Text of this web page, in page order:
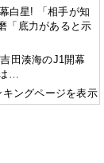
白星! 「相手が知
「底力があると示
田湊海のJ1開幕
…
キングページを表示